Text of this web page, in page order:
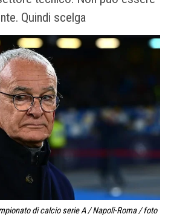
Quindi scelga
di calcio serie A / Napoli-Roma / foto